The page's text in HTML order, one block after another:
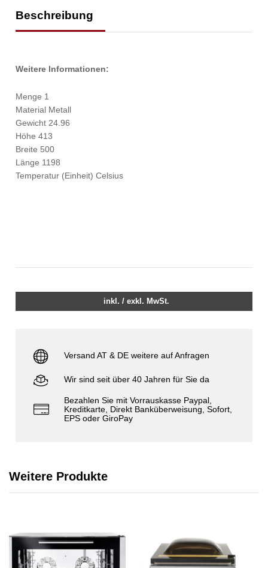
Beschreibung
Weitere Informationen:
Menge 1
Material Metall
Gewicht 24.96
Höhe 413
Breite 500
Länge 1198
Temperatur (Einheit) Celsius
inkl. / exkl. MwSt.
Versand AT & DE weitere auf Anfragen
Wir sind seit über 40 Jahren für Sie da
Bezahlen Sie mit Vorrauskasse Paypal,
Kreditkarte, Direkt Banküberweisung, Sofort,
EPS oder GiroPay
Weitere Produkte